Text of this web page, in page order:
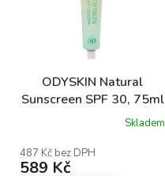
ODYSKIN Natural
Sunscreen SPF 30, 75ml
Skladem
487 Kč bez DPH
589 Kč